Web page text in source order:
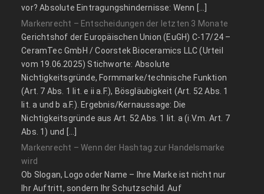
vor? Absolute Eintragungshindernisse: Wenn […]
Markenrecht – Entscheidungen der letzten 3 Monate
Gerichtshof der Europäischen Union (EuGH) C‑17/24 –
CeramTec GmbH / Coorstek Bioceramics LLC (Urteil
vom 19.06.2025) Stichworte: Absolute
Nichtigkeitsgründe, Formmarke/technische Funktion
(Art. 7 Abs. 1 lit. e ii a.F.), Bösgläubigkeit (Art. 52 Abs. 1
lit. a und b a.F.). Ergebnis/Kernaussage: Die
Nichtigkeitsgründe aus Art. 52 Abs. 1 lit. a (i.V.m. Art. 7
Abs. 1) und […]
Markenrecht – Wenn der Hashtag zur Handelsmarke
wird
Ob Slogan, Logo oder Name – Ihre Marke ist nicht nur
Ihr Auftritt, sondern Ihr Schutzschild. Auf